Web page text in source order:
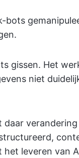
bots
gissen. Het
niet
het leveren van